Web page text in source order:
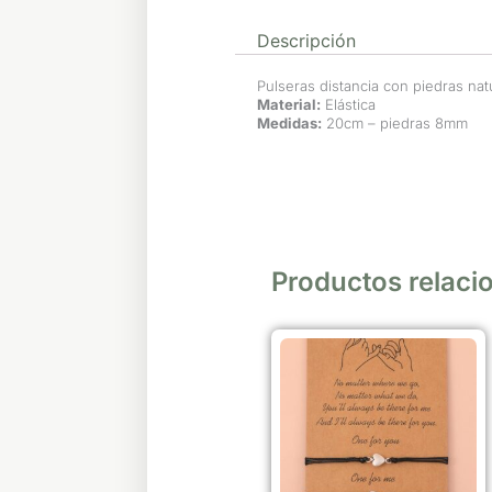
Descripción
Pulseras distancia con piedras
Material: Elástica
Medidas: 20cm – piedras 8mm
Productos
Este
producto
tiene
múltiples
variantes.
Las